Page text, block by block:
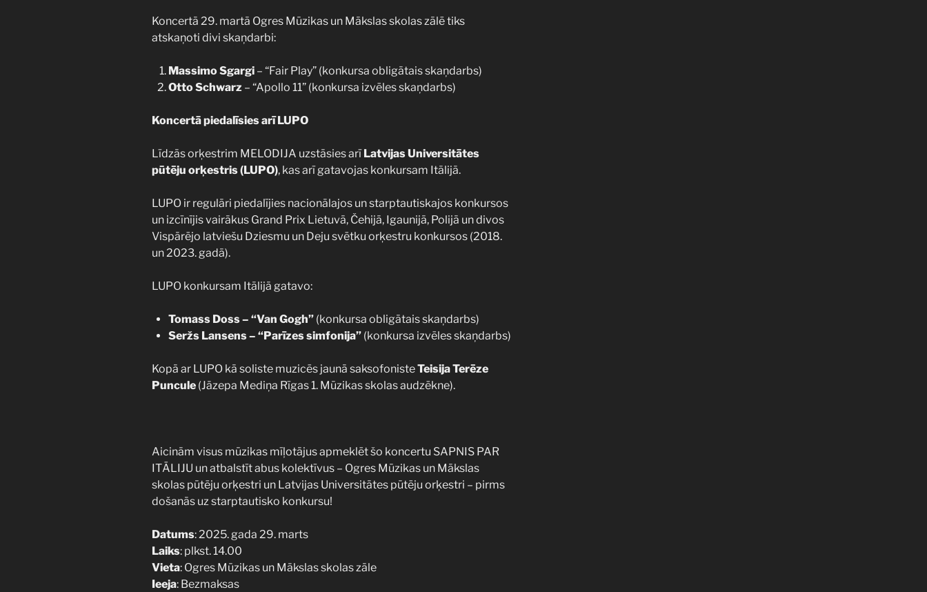
Koncertā 29. martā Ogres Mūzikas un Mākslas skolas zālē tiks
atskaņoti divi skaņdarbi:
Massimo Sgargi – “Fair Play” (konkursa obligātais skaņdarbs)
Otto Schwarz – “Apollo 11” (konkursa izvēles skaņdarbs)
Koncertā piedalīsies arī LUPO
Līdzās orķestrim MELODIJA uzstāsies arīLatvijas Universitātes
pūtēju orķestris (LUPO), kas arī gatavojas konkursam Itālijā.
LUPO ir regulāri piedalījies nacionālajos un starptautiskajos konkursos
un izcīnījis vairākus Grand Prix Lietuvā, Čehijā, Igaunijā, Polijā un divos
Vispārējo latviešu Dziesmu un Deju svētku orķestru konkursos (2018.
un 2023. gadā).
LUPO konkursam Itālijā gatavo:
Tomass Doss – “Van Gogh” (konkursa obligātais skaņdarbs)
Seržs Lansens – “Parīzes simfonija” (konkursa izvēles skaņdarbs)
Kopā ar LUPO kā soliste muzicēs jaunā saksofonisteTeisija Terēze
Puncule (Jāzepa Mediņa Rīgas 1. Mūzikas skolas audzēkne).
Aicinām visus mūzikas mīļotājus apmeklēt šo koncertu SAPNIS PAR
ITĀLIJU un atbalstīt abus kolektīvus – Ogres Mūzikas un Mākslas
skolas pūtēju orķestri un Latvijas Universitātes pūtēju orķestri – pirms
došanās uz starptautisko konkursu!
Datums: 2025. gada 29. marts
Laiks: plkst. 14.00
Vieta: Ogres Mūzikas un Mākslas skolas zāle
Ieeja: Bezmaksas